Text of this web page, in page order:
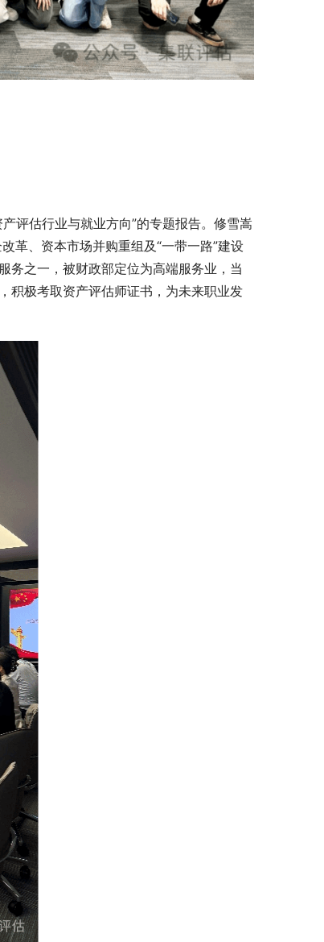
评估行业与就业方向”的专题报告。修雪嵩
革、资本市场并购重组及“一带一路”建设
务之一，被财政部定位为高端服务业，当
积极考取资产评估师证书，为未来职业发